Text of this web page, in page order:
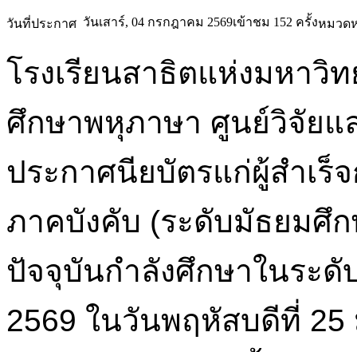
วันที่ประกาศ วันเสาร์, 04 กรกฎาคม 2569เข้าชม 152 ครั้งหมวด
โรงเรียนสาธิตแห่งมหาวิ
ศึกษาพหุภาษา ศูนย์วิจัย
ประกาศนียบัตรแก่ผู้สำเร็
ภาคบังคับ (ระดับมัธยมศึ
ปัจจุบันกำลังศึกษาในระ
2569 ในวันพฤหัสบดีที่ 25